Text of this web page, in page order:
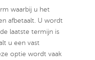
waarbij u het
afbetaalt. U wordt
laatste termijn is
u een vast
optie wordt vaak